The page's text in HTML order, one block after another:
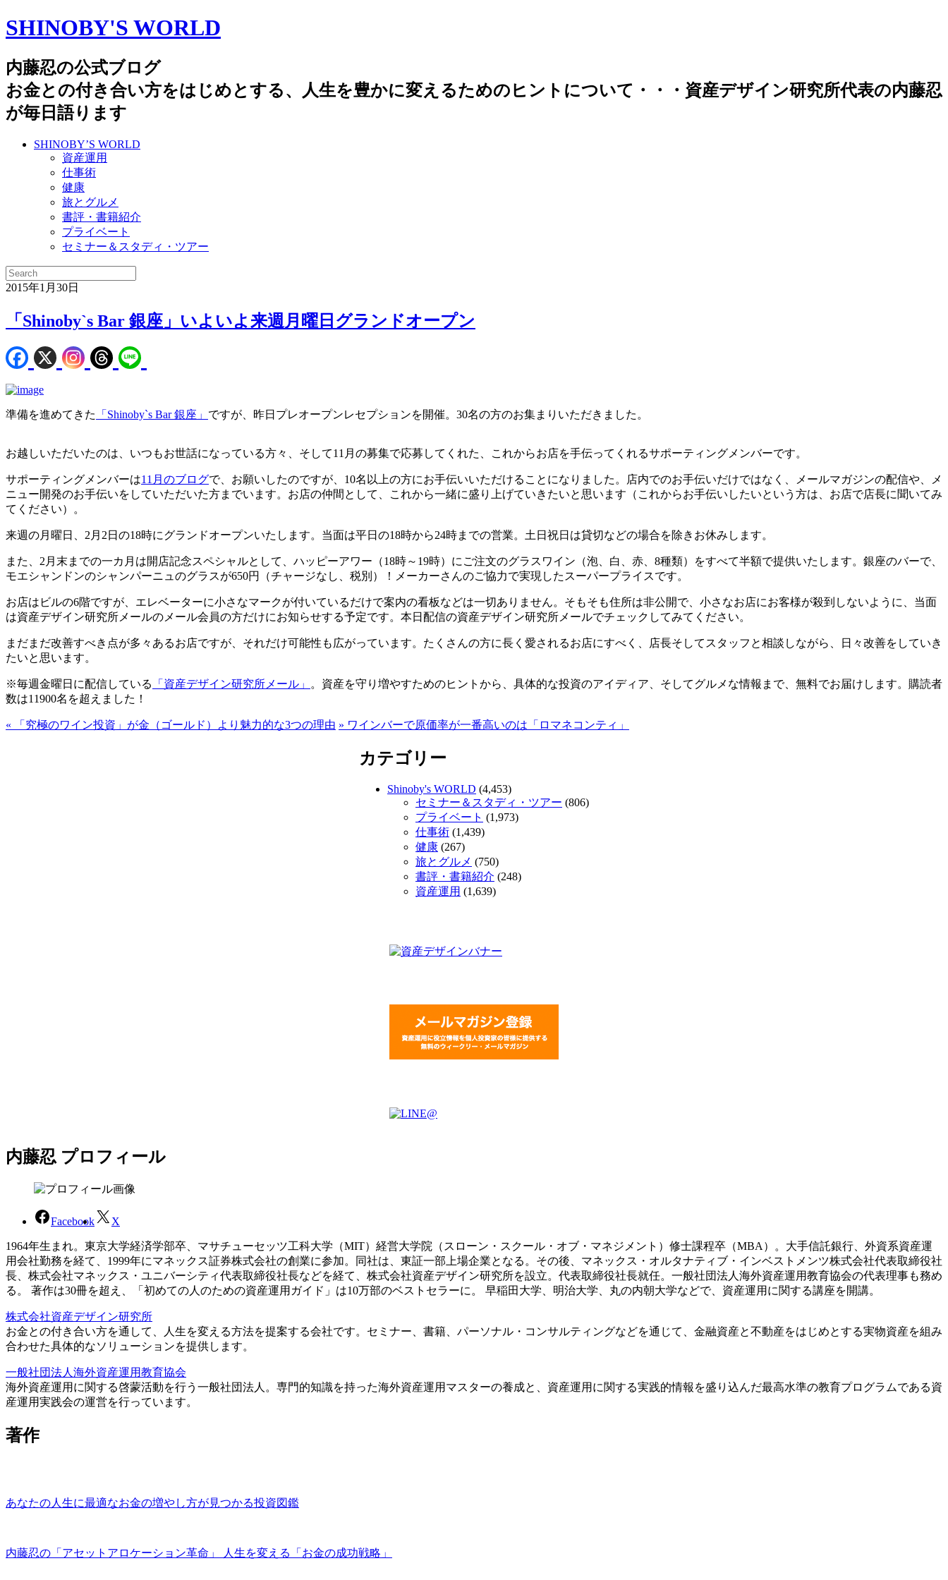
SHINOBY'S WORLD
内藤忍の公式ブログ
お金との付き合い方をはじめとする、人生を豊かに変えるためのヒントについて・・・資産デザイン研究所代表の内藤忍
が毎日語ります
SHINOBY’S WORLD
資産運用
仕事術
健康
旅とグルメ
書評・書籍紹介
プライベート
セミナー＆スタディ・ツアー
2015年1月30日
「Shinoby`s Bar 銀座」いよいよ来週月曜日グランドオープン
準備を進めてきた 「Shinoby`s Bar 銀座」 ですが、昨日プレオープンレセプションを開催。30名の方のお集まりいただきました。
お越しいただいたのは、いつもお世話になっている方々、そして11月の募集で応募してくれた、これからお店を手伝ってくれるサポーティングメンバーです。
サポーティングメンバーは11月のブログで、お願いしたのですが、10名以上の方にお手伝いいただけることになりました。店内でのお手伝いだけではなく、メールマガジンの配信や、メ
ニュー開発のお手伝いをしていただいた方までいます。お店の仲間として、これから一緒に盛り上げていきたいと思います（これからお手伝いしたいという方は、お店で店長に聞いてみ
てください）。
来週の月曜日、2月2日の18時にグランドオープンいたします。当面は平日の18時から24時までの営業。土日祝日は貸切などの場合を除きお休みします。
また、2月末までの一カ月は開店記念スペシャルとして、ハッピーアワー（18時～19時）にご注文のグラスワイン（泡、白、赤、8種類）をすべて半額で提供いたします。銀座のバーで、
モエシャンドンのシャンパーニュのグラスが650円（チャージなし、税別）！メーカーさんのご協力で実現したスーパープライスです。
お店はビルの6階ですが、エレベーターに小さなマークが付いているだけで案内の看板などは一切ありません。そもそも住所は非公開で、小さなお店にお客様が殺到しないように、当面
は資産デザイン研究所メールのメール会員の方だけにお知らせする予定です。本日配信の資産デザイン研究所メールでチェックしてみてください。
まだまだ改善すべき点が多々あるお店ですが、それだけ可能性も広がっています。たくさんの方に長く愛されるお店にすべく、店長そしてスタッフと相談しながら、日々改善をしていき
たいと思います。
※毎週金曜日に配信している 「資産デザイン研究所メール」
。資産を守り増やすためのヒントから、具体的な投資のアイディア、そしてグルメな情報まで、無料でお届けします。購読者
数は11900名を超えました！
« 「究極のワイン投資」が金（ゴールド）より魅力的な3つの理由 » ワインバーで原価率が一番高いのは「ロマネコンティ」
カテゴリー
Shinoby's WORLD (4,453)
セミナー＆スタディ・ツアー (806)
プライベート (1,973)
仕事術 (1,439)
健康 (267)
旅とグルメ (750)
書評・書籍紹介 (248)
資産運用 (1,639)
内藤忍 プロフィール
Facebook X
1964年生まれ。東京大学経済学部卒、マサチューセッツ工科大学（MIT）経営大学院（スローン・スクール・オブ・マネジメント）修士課程卒（MBA）。大手信託銀行、外資系資産運
用会社勤務を経て、1999年にマネックス証券株式会社の創業に参加。同社は、東証一部上場企業となる。その後、マネックス・オルタナティブ・インベストメンツ株式会社代表取締役社
長、株式会社マネックス・ユニバーシティ代表取締役社長などを経て、株式会社資産デザイン研究所を設立。代表取締役社長就任。一般社団法人海外資産運用教育協会の代表理事も務め
る。 著作は30冊を超え、「初めての人のための資産運用ガイド」は10万部のベストセラーに。 早稲田大学、明治大学、丸の内朝大学などで、資産運用に関する講座を開講。
株式会社資産デザイン研究所
お金との付き合い方を通して、人生を変える方法を提案する会社です。セミナー、書籍、パーソナル・コンサルティングなどを通じて、金融資産と不動産をはじめとする実物資産を組み
合わせた具体的なソリューションを提供します。
一般社団法人海外資産運用教育協会
海外資産運用に関する啓蒙活動を行う一般社団法人。専門的知識を持った海外資産運用マスターの養成と、資産運用に関する実践的情報を盛り込んだ最高水準の教育プログラムである資
産運用実践会の運営を行っています。
著作
あなたの人生に最適なお金の増やし方が見つかる投資図鑑
内藤忍の「アセットアロケーション革命」 人生を変える「お金の成功戦略」